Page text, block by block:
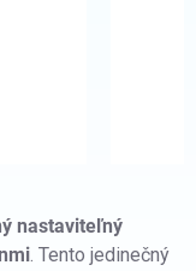
nastaviteľný
. Tento jedinečný